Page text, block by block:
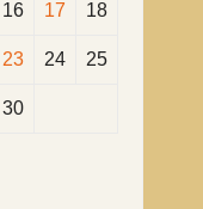
16 17 18
23 24 25
30